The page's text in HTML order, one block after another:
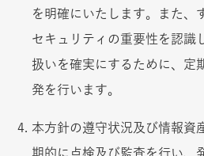
を明確にいたします。また、
セキュリティの重要性を認識
扱いを確実にするために、定
発を行います。
本方針の遵守状況及び情報資
期的に点検及び監査を行い、